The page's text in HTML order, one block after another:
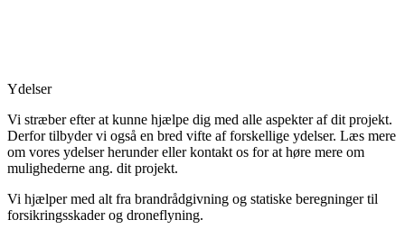
Ydelser
Vi stræber efter at kunne hjælpe dig med alle aspekter af dit projekt.
Derfor tilbyder vi også en bred vifte af forskellige ydelser. Læs mere
om vores ydelser herunder eller kontakt os for at høre mere om
mulighederne ang. dit projekt.
Vi hjælper med alt fra brandrådgivning og statiske beregninger til
forsikringsskader og droneflyning.